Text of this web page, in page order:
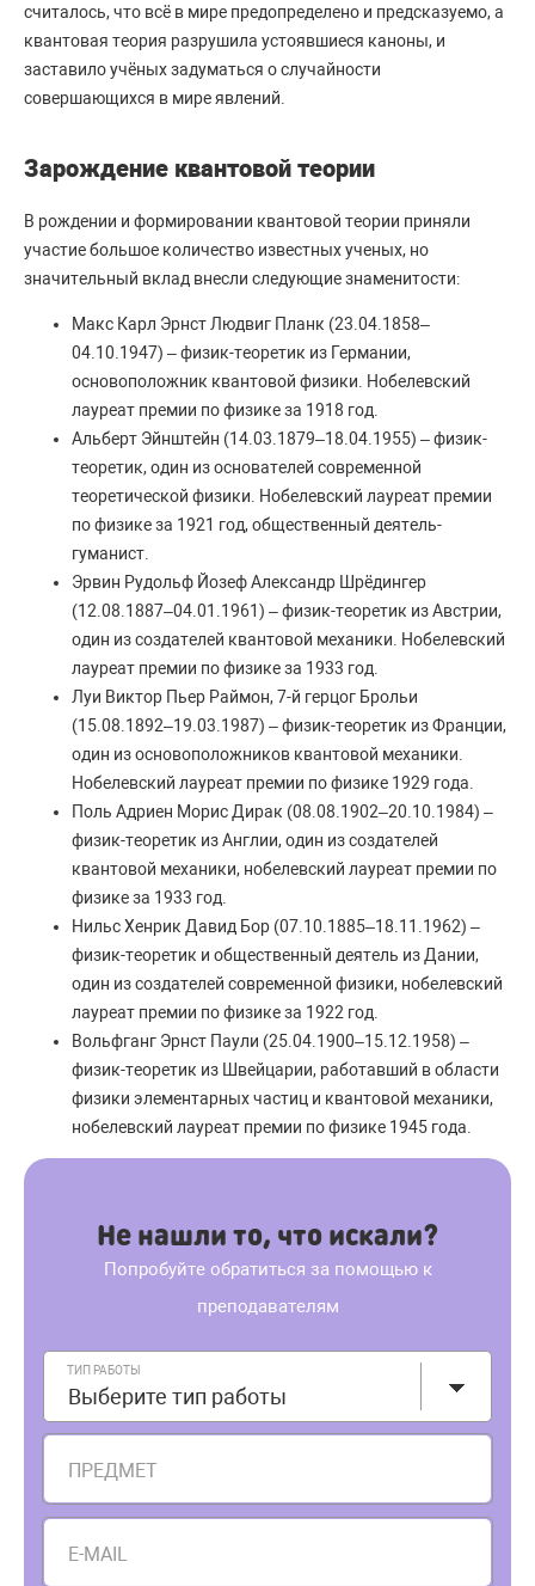
считалось, что всё в мире предопределено и предсказуемо, а
квантовая теория разрушила устоявшиеся каноны, и
заставило учёных задуматься о случайности
совершающихся в мире явлений.
Зарождение квантовой теории
В рождении и формировании квантовой теории приняли
участие большое количество известных ученых, но
значительный вклад внесли следующие знаменитости:
Макс Карл Эрнст Людвиг Планк (23.04.1858–
04.10.1947) – физик-теоретик из Германии,
основоположник квантовой физики. Нобелевский
лауреат премии по физике за 1918 год.
Альберт Эйнштейн (14.03.1879–18.04.1955) – физик-
теоретик, один из основателей современной
теоретической физики. Нобелевский лауреат премии
по физике за 1921 год, общественный деятель-
гуманист.
Эрвин Рудольф Йозеф Александр Шрёдингер
(12.08.1887–04.01.1961) – физик-теоретик из Австрии,
один из создателей квантовой механики. Нобелевский
лауреат премии по физике за 1933 год.
Луи Виктор Пьер Раймон, 7-й герцог Брольи
(15.08.1892–19.03.1987) – физик-теоретик из Франции,
один из основоположников квантовой механики.
Нобелевский лауреат премии по физике 1929 года.
Поль Адриен Морис Дирак (08.08.1902–20.10.1984) –
физик-теоретик из Англии, один из создателей
квантовой механики, нобелевский лауреат премии по
физике за 1933 год.
Нильс Хенрик Давид Бор (07.10.1885–18.11.1962) –
физик-теоретик и общественный деятель из Дании,
один из создателей современной физики, нобелевский
лауреат премии по физике за 1922 год.
Вольфганг Эрнст Паули (25.04.1900–15.12.1958) –
физик-теоретик из Швейцарии, работавший в области
физики элементарных частиц и квантовой механики,
нобелевский лауреат премии по физике 1945 года.
Не нашли то, что искали?
Попробуйте обратиться за помощью к
преподавателям
ТИП РАБОТЫ
Выберите тип работы
ПРЕДМЕТ
E-MAIL